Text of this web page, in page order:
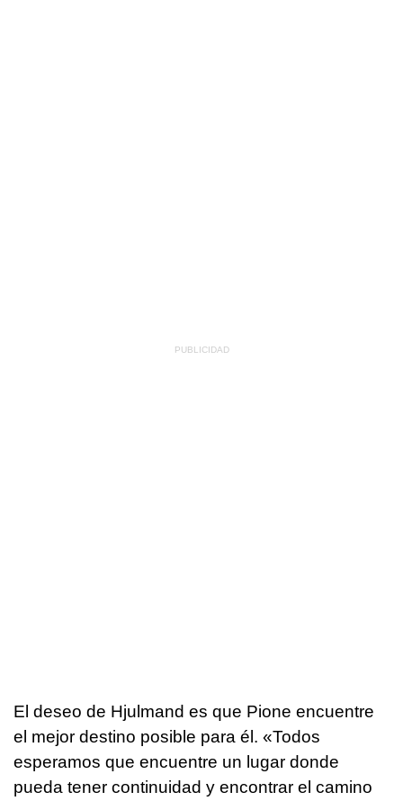
El deseo de Hjulmand es que Pione encuentre
el mejor destino posible para él. «Todos
esperamos que encuentre un lugar donde
pueda tener continuidad y encontrar el camino